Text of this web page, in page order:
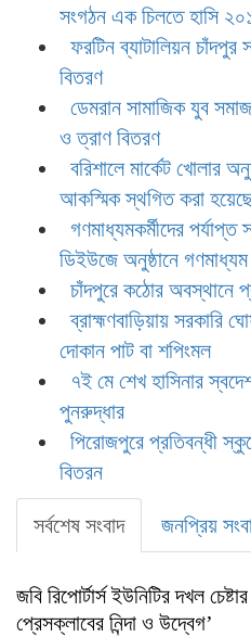
সংগঠন এক চিলতে হাসি
ফরটিন ব্যাটালিয়ন চাঁদপুর
বিতরণ
ডেমরান সামাজিক যুব
ও ত্রাণ বিতরণ
বরিশালে মার্কেট খোলার
আকস্মিক স্থগিত করা
গণমাধ্যমকর্মীদের পর্যাপ্ত
ডিইউজে অনুষ্ঠানে গণমাধ্যম
চাঁদপুরে কঠোর অবস্থানে
ব্রাহ্মণবাড়িয়ায় সরকারি
দোকান পাট বা শপিংমল
৭ই মে শেখ হাসিনার
পুনরুদ্ধার
পিরোজপুরে প্রতিবন্ধী
বিতরন
সর্বশেষ সংবাদ জনপ্রিয়
জবি রিপোর্টার্স ইউনিটির দখল
প্রেসক্লাবের নিন্দা ও উদ্বেগ’